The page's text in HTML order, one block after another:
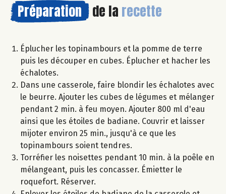
Préparation de la recette
Éplucher les topinambours et la pomme de terre
puis les découper en cubes. Éplucher et hacher les
échalotes.
Dans une casserole, faire blondir les échalotes avec
le beurre. Ajouter les cubes de légumes et mélanger
pendant 2 min. à feu moyen. Ajouter 800 ml d'eau
ainsi que les étoiles de badiane. Couvrir et laisser
mijoter environ 25 min., jusqu'à ce que les
topinambours soient tendres.
Torréfier les noisettes pendant 10 min. à la poêle en
mélangeant, puis les concasser. Émietter le
roquefort. Réserver.